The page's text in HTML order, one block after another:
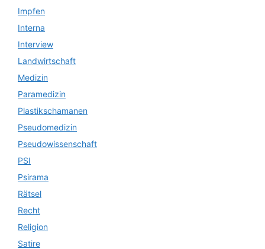
Impfen
Interna
Interview
Landwirtschaft
Medizin
Paramedizin
Plastikschamanen
Pseudomedizin
Pseudowissenschaft
PSI
Psirama
Rätsel
Recht
Religion
Satire